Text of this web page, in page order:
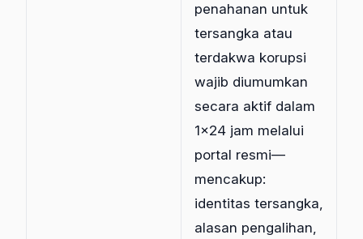
penahanan untuk
tersangka atau
terdakwa korupsi
wajib diumumkan
secara aktif dalam
1×24 jam melalui
portal resmi—
mencakup:
identitas tersangka,
alasan pengalihan,